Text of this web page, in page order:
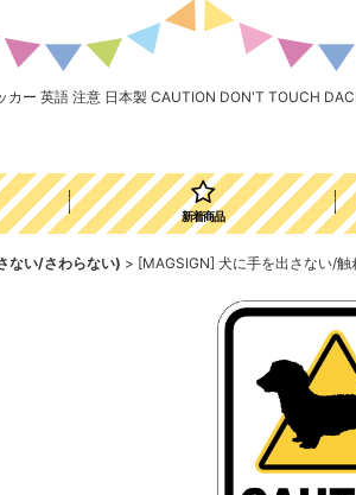
ー 英語 注意 日本製 CAUTION DON'T TOUCH
新着商品
ない/さわらない) > [MAGSIGN] 犬に手を出さない/